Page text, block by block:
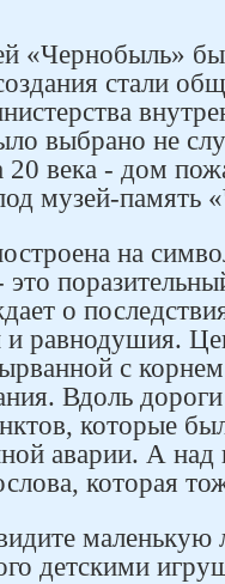
«Чернобыль»
стали
выбрано не
20 века - дом
музей-память
на
о
и равнодушия.
с
Вдоль
которые
аварии. А
которая
детскими
соцсетях